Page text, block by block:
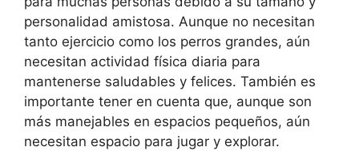
personalidad amistosa. Aunque no necesitan
tanto ejercicio como los perros grandes, aún
necesitan actividad física diaria para
mantenerse saludables y felices. También es
importante tener en cuenta que, aunque son
más manejables en espacios pequeños, aún
necesitan espacio para jugar y explorar.